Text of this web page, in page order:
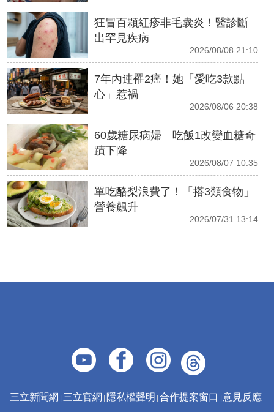
狂冒百顆紅疹非毛囊炎！醫診斷
出罕見疾病
2026/08/08 21:10
7年內連罹2癌！她「愛吃3款點
心」惹禍
2026/08/06 20:38
60歲糖尿病婦 吃飯1改變血糖奇
蹟下降
2026/08/07 10:35
單吃酪梨浪費了！「搭3類食物」
營養飆升
2026/07/31 13:14
三立新聞網 三立官網 隱私權聲明 合作提案窗口 意見反應